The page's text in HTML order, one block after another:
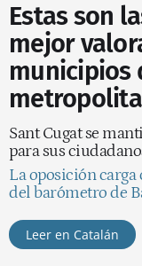
Estas son
mejor
municipios
Sant Cugat se
para sus
La oposición
del barómetro de
Leer en Catalán